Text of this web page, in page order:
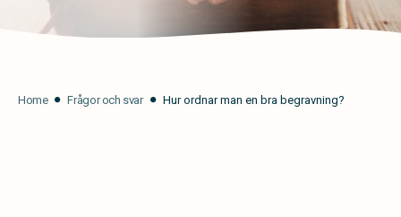
Home Frågor och svar Hur ordnar man en bra begravning?